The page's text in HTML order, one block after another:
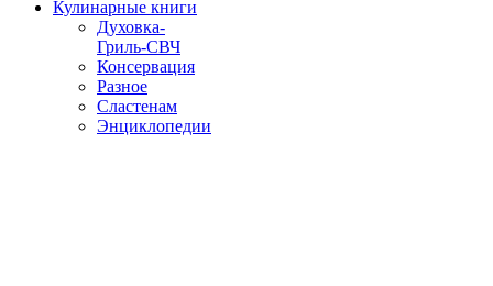
Кулинарные книги
Духовка-
Гриль-СВЧ
Консервация
Разное
Сластенам
Энциклопедии